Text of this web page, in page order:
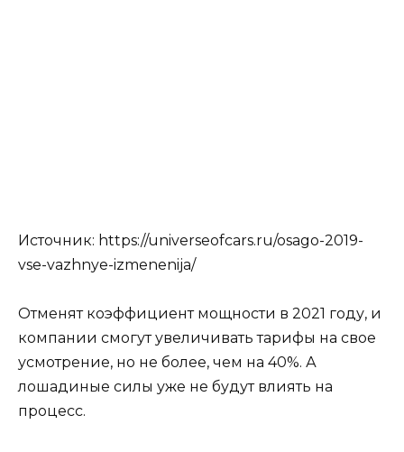
Источник: https://universeofcars.ru/osago-2019-
vse-vazhnye-izmenenija/
Отменят коэффициент мощности в 2021 году, и
компании смогут увеличивать тарифы на свое
усмотрение, но не более, чем на 40%. А
лошадиные силы уже не будут влиять на
процесс.